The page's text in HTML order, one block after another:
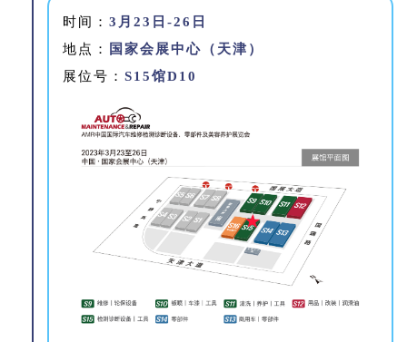
时间： 3月23日-26日
地点：
国家会展中心（天津 ）
展位号： S15馆D10